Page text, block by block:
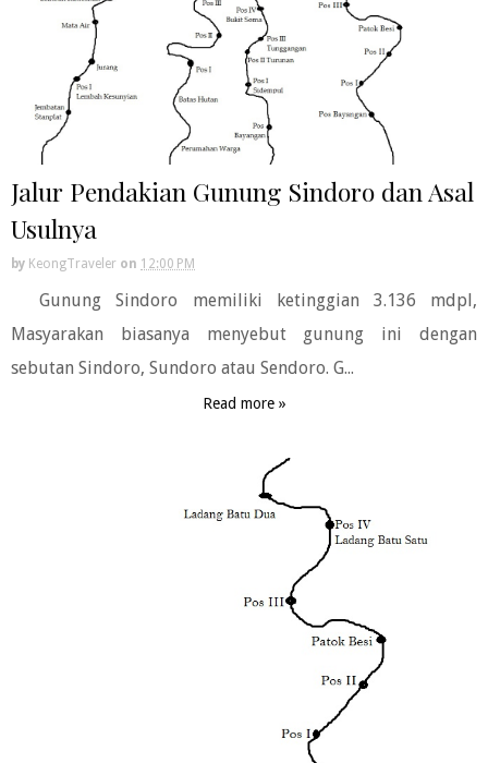
Jalur Pendakian Gunung Sindoro dan Asal
Usulnya
by KeongTraveler on 12:00 PM
Gunung Sindoro memiliki ketinggian 3.136 mdpl,
Masyarakan biasanya menyebut gunung ini dengan
sebutan Sindoro, Sundoro atau Sendoro. G...
Read more »